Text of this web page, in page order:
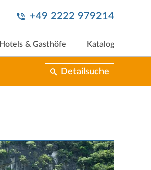
+49 2222 979214
Hotels & Gasthöfe Katalog
Detailsuche